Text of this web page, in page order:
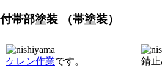
付帯部塗装 （帯塗装）
ケレン作業です。 錆止